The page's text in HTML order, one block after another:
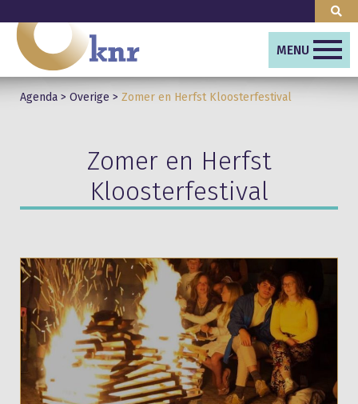
MENU
Agenda > Overige > Zomer en Herfst Kloosterfestival
Zomer en Herfst
Kloosterfestival